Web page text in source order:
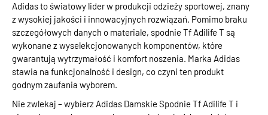
Adidas to światowy lider w produkcji odzieży sportowej, znany
z wysokiej jakości i innowacyjnych rozwiązań. Pomimo braku
szczegółowych danych o materiale, spodnie Tf Adilife T są
wykonane z wyselekcjonowanych komponentów, które
gwarantują wytrzymałość i komfort noszenia. Marka Adidas
stawia na funkcjonalność i design, co czyni ten produkt
godnym zaufania wyborem.
Nie zwlekaj – wybierz Adidas Damskie Spodnie Tf Adilife T i